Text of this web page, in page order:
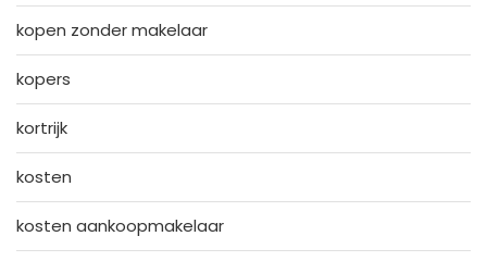
kopen zonder makelaar
kopers
kortrijk
kosten
kosten aankoopmakelaar